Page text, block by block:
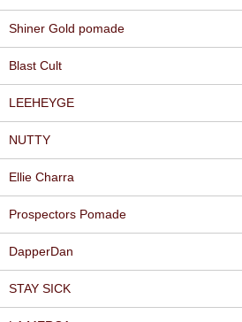
Shiner Gold pomade
Blast Cult
LEEHEYGE
NUTTY
Ellie Charra
Prospectors Pomade
DapperDan
STAY SICK